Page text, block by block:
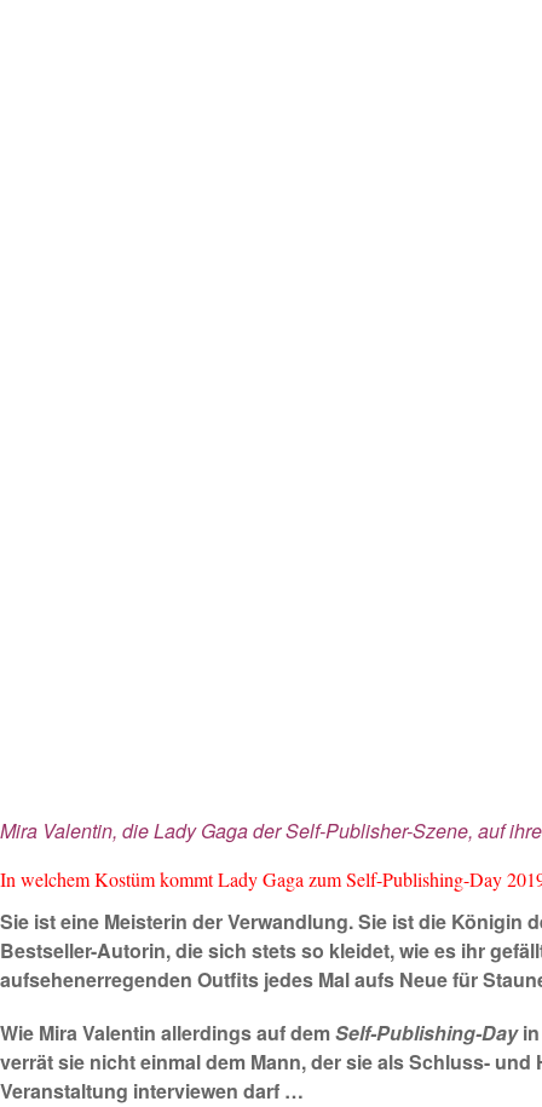
Mira Valentin, die Lady Gaga der Self-Publisher-Szene, auf
In welchem Kostüm kommt Lady Gaga zum Self-Publishing-Day
Sie ist eine Meisterin der Verwandlung. Sie ist die Königin
Bestseller-Autorin, die sich stets so kleidet, wie es ihr
aufsehenerregenden Outfits jedes Mal aufs Neue für
Wie Mira Valentin allerdings auf demSelf-Publishing-Dayin
verrät sie nicht einmal dem Mann, der sie als Schluss- und
Veranstaltung interviewen darf …